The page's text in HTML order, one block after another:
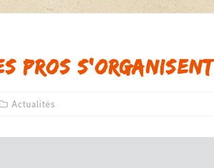
pros s’organisent
Actualités